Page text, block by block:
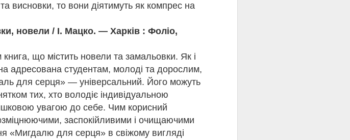
висновки, то вони діятимуть як компрес на
новели / І. Мацко. — Харків : Фоліо,
що містить новели та замальовки. Як і
адресована студентам, молоді та дорослим,
для серця» — універсальний. Його можуть
тих, хто володіє індивідуальною
увагою до себе. Чим корисний
заспокійливими і очищаючими
«Мигдалю для серця» в свіжому вигляді
коментар
душ🖋️
письменника.
по-справжньому дорогим».